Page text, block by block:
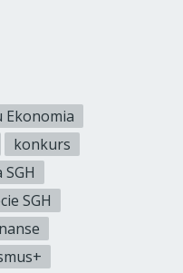
Ekonomia
konkurs
SGH